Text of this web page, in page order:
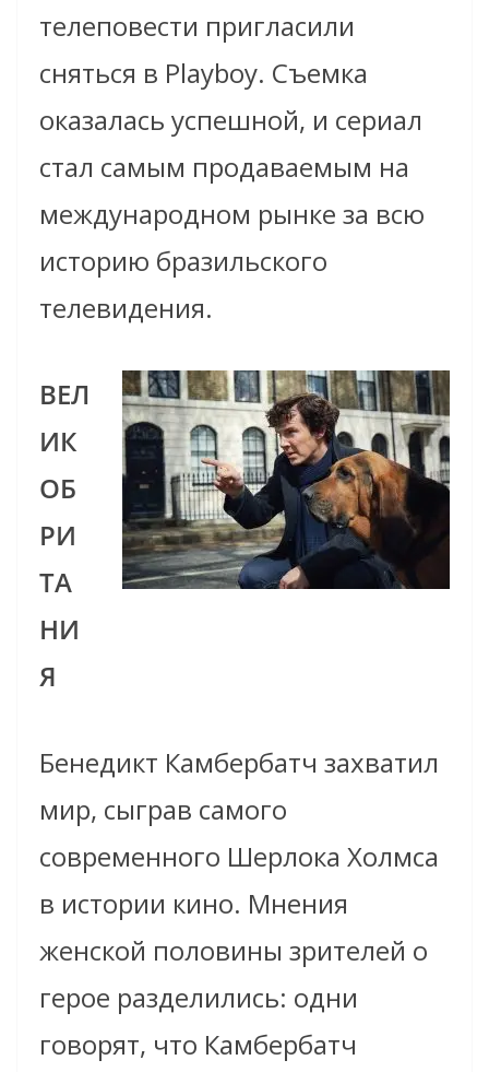
телеповести пригласили
сняться в Playboy. Съемка
оказалась успешной, и сериал
стал самым продаваемым на
международном рынке за всю
историю бразильского
телевидения.
ВЕЛ
ИК
ОБ
РИ
ТА
НИ
Я
Бенедикт Камбербатч захватил
мир, сыграв самого
современного Шерлока Холмса
в истории кино. Мнения
женской половины зрителей о
герое разделились: одни
говорят, что Камбербатч